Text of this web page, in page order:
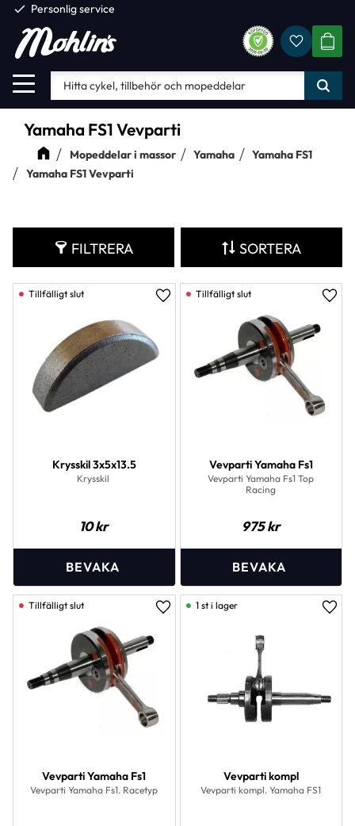
Meny
check Personlig service
Yamaha FS1 Vevparti
Mopeddelar i massor Yamaha
Yamaha FS1
Yamaha FS1 Vevparti
FILTRERA SORTERA
Krysskil 3x5x13.5
Krysskil
10kr
Lägg till i favoriter
Vevparti Yamaha Fs1
Vevparti Yamaha Fs1 Top
Racing
975kr
Vevparti Yamaha Fs1
Vevparti Yamaha Fs1. Racetyp
Lägg till i favoriter
Vevparti kompl
Vevparti kompl. Yamaha FS1
1 st i lager